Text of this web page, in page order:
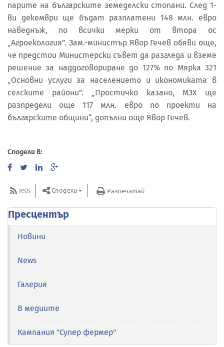
парите на българските земеделски стопани. След 1-
ви декември ще бъдат разплатени 148 млн. евро
наведнъж, по всички мерки от втора ос
„Агроекология”. Зам.-министър Явор Гечев обяви още,
че предстои Министерски съвет да разгледа и вземе
решение за наддоговориране до 127% по Мярка 321
„Основни услуги за населението и икономиката в
селските райони”. „Простичко казано, МЗХ ще
разпредели още 117 млн. евро по проекти на
българските общини“, допълни още Явор Гечев.
Сподели в:
RSS Сподели Разпечатай
Пресцентър
Новини
News
Галерия
В медиите
Кампания "Супер фермер"